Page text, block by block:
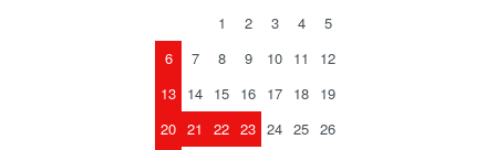
1
2 3 4
5
6
7 8 9 10 11
12
13 14 15 16 17 18 19
20 21 22 23 24 25 26